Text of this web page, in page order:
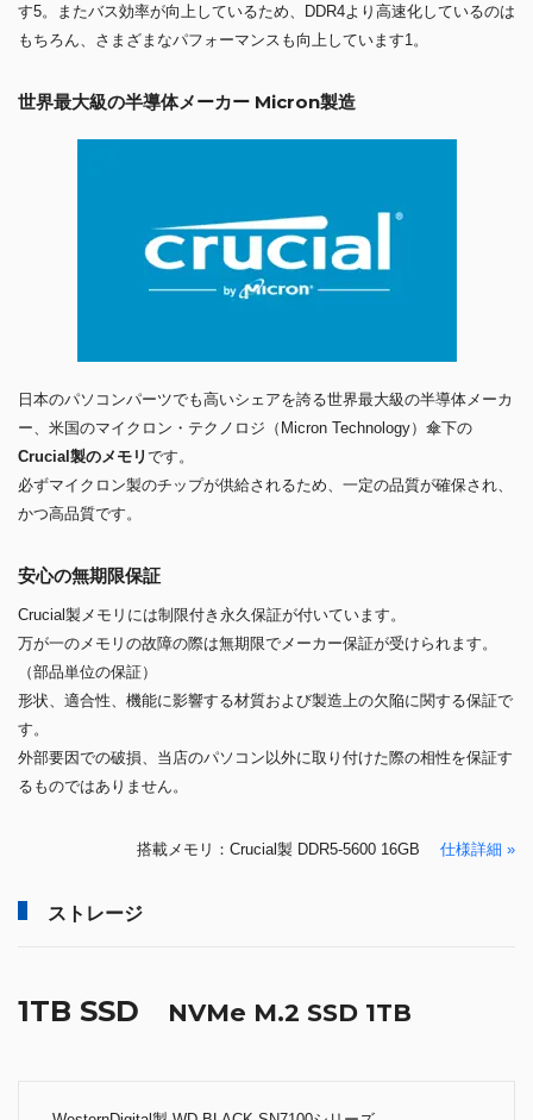
す5。またバス効率が向上しているため、DDR4より高速化しているのは
もちろん、さまざまなパフォーマンスも向上しています1。
世界最大級の半導体メーカー Micron製造
日本のパソコンパーツでも高いシェアを誇る世界最大級の半導体メーカ
ー、米国のマイクロン・テクノロジ（Micron Technology）傘下の
Crucial製のメモリです。
必ずマイクロン製のチップが供給されるため、一定の品質が確保され、
かつ高品質です。
安心の無期限保証
Crucial製メモリには制限付き永久保証が付いています。
万が一のメモリの故障の際は無期限でメーカー保証が受けられます。
（部品単位の保証）
形状、適合性、機能に影響する材質および製造上の欠陥に関する保証で
す。
外部要因での破損、当店のパソコン以外に取り付けた際の相性を保証す
るものではありません。
搭載メモリ：Crucial製 DDR5-5600 16GB 仕様詳細 »
ストレージ
1TB SSD NVMe M.2 SSD 1TB